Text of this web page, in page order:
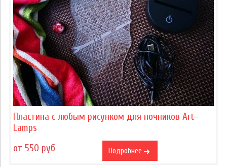
Пластина с любым рисунком для ночников Art-
Lamps
от 550 руб
Подробнее